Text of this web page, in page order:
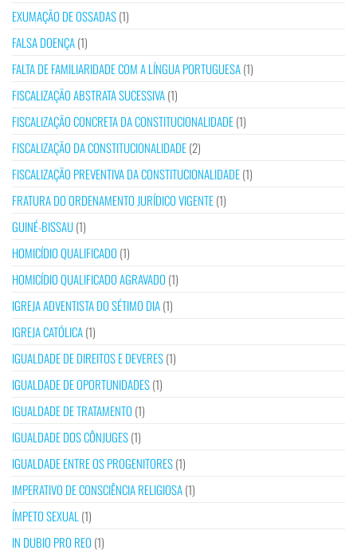
EXUMAÇÃO DE OSSADAS(1)
FALSA DOENÇA(1)
FALTA DE FAMILIARIDADE COM A LÍNGUA PORTUGUESA(1)
FISCALIZAÇÃO ABSTRATA SUCESSIVA(1)
FISCALIZAÇÃO CONCRETA DA CONSTITUCIONALIDADE(1)
FISCALIZAÇÃO DA CONSTITUCIONALIDADE(2)
FISCALIZAÇÃO PREVENTIVA DA CONSTITUCIONALIDADE(1)
FRATURA DO ORDENAMENTO JURÍDICO VIGENTE(1)
GUINÉ-BISSAU(1)
HOMICÍDIO QUALIFICADO (1)
HOMICÍDIO QUALIFICADO AGRAVADO (1)
IGREJA ADVENTISTA DO SÉTIMO DIA(1)
IGREJA CATÓLICA(1)
IGUALDADE DE DIREITOS E DEVERES(1)
IGUALDADE DE OPORTUNIDADES(1)
IGUALDADE DE TRATAMENTO (1)
IGUALDADE DOS CÔNJUGES(1)
IGUALDADE ENTRE OS PROGENITORES(1)
IMPERATIVO DE CONSCIÊNCIA RELIGIOSA(1)
ÍMPETO SEXUAL (1)
IN DUBIO PRO REO (1)